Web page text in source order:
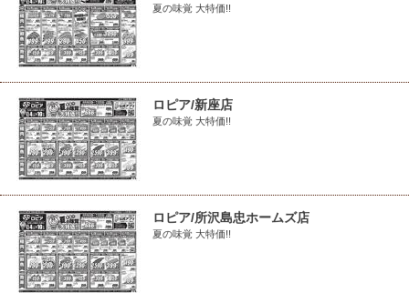
夏の味覚 大特価!!
ロピア/新座店
夏の味覚 大特価!!
ロピア/所沢島忠ホームズ店
夏の味覚 大特価!!